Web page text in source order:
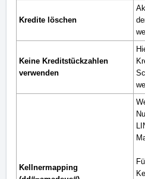
Kredite löschen
Keine Kreditstückzahlen
verwenden
Kellnermapping